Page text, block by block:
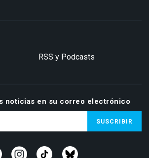
RSS y Podcasts
noticias en su correo electrónico